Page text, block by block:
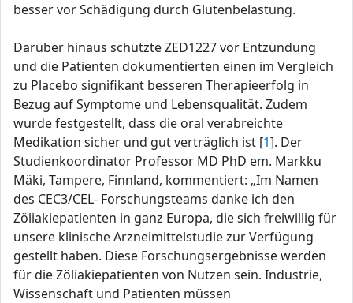
besser vor Schädigung durch Glutenbelastung.
Darüber hinaus schützte ZED1227 vor Entzündung
und die Patienten dokumentierten einen im Vergleich
zu Placebo signifikant besseren Therapieerfolg in
Bezug auf Symptome und Lebensqualität. Zudem
wurde festgestellt, dass die oral verabreichte
Medikation sicher und gut verträglich ist [1]. Der
Studienkoordinator Professor MD PhD em. Markku
Mäki, Tampere, Finnland, kommentiert: „Im Namen
des CEC3/CEL- Forschungsteams danke ich den
Zöliakiepatienten in ganz Europa, die sich freiwillig für
unsere klinische Arzneimittelstudie zur Verfügung
gestellt haben. Diese Forschungsergebnisse werden
für die Zöliakiepatienten von Nutzen sein. Industrie,
Wissenschaft und Patienten müssen